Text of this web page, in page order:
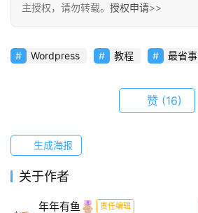
主授权，请勿转载。 授权申请>>
Wordpress 教程 最省事
赞 (16)
生成海报
关于作者
年年有鱼 责任编辑